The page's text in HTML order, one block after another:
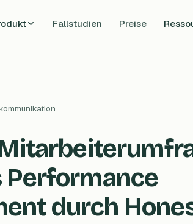
Fallstudien Preise
Performance
durch